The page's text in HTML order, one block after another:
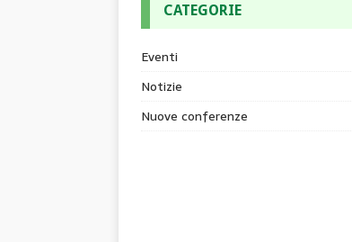
CATEGORIE
Eventi
Notizie
Nuove conferenze